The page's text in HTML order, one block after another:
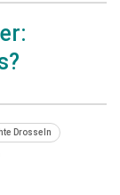
Drosseln